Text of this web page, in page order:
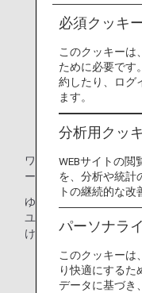
ワンランク上の余裕の
ー」。
ゆったりとしたシート
ユニバーサル電源、
ける機能が充実してい
* 運航する機材や
合がございます。
必須クッキ
このクッキーは
ために必要です
約したり、ログ
ます。
分析用クッ
WEBサイトの閲
を、分析や統計
トの継続的な改
パーソナラ
このクッキーは
り快適にするた
データに基づき